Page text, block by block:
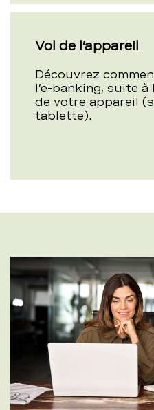
Vol de l’appareil
Découvrez
l’e-banking, suite
de votre appareil
tablette).